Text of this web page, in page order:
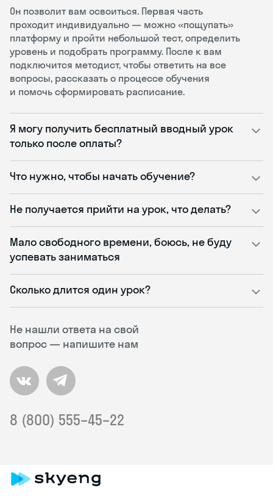
Не нашли ответа на свой
вопрос — напишите нам
8 (800) 555–45–22
Он позволит вам освоиться. Первая часть
проходит индивидуально — можно «пощупать»
платформу и пройти небольшой тест, определить
уровень и подобрать программу. После к вам
подключится методист, чтобы ответить на все
вопросы, рассказать о процессе обучения
и помочь сформировать расписание.
Я могу получить бесплатный вводный урок
только после оплаты?
Что нужно, чтобы начать обучение?
Не получается прийти на урок, что делать?
Мало свободного времени, боюсь, не буду
успевать заниматься
Сколько длится один урок?